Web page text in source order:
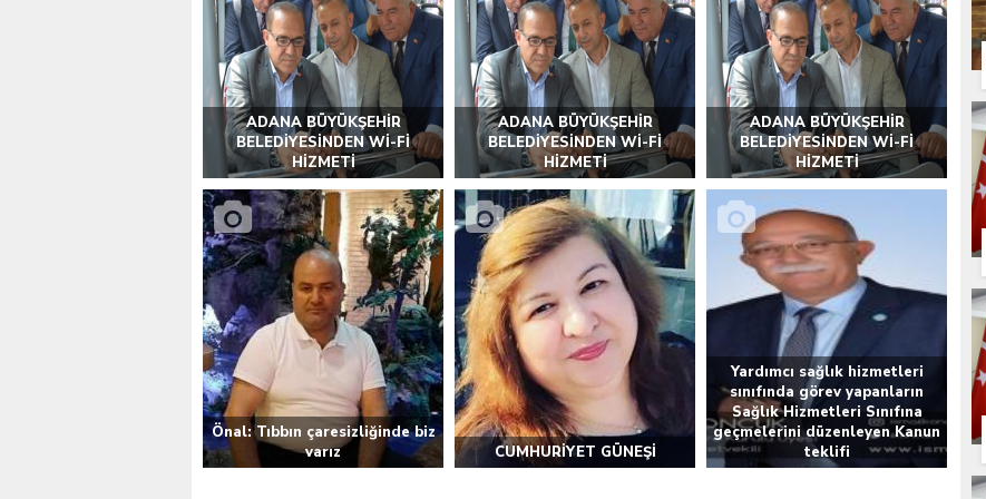
VALİ KÖŞGER SEYHAN İLÇEMİZ BARBAROS MAHALLESİ’NDE VATANDAŞLARLA BULUŞTU
ADANA BÜYÜKŞEHİR
BELEDİYESİNDEN Wİ-Fİ
HİZMETİ
ADANA BÜYÜKŞEHİR
BELEDİYESİNDEN Wİ-Fİ
HİZMETİ
ADANA BÜYÜKŞEHİR
BELEDİYESİNDEN Wİ-Fİ
HİZMETİ
Önal: Tıbbın çaresizliğinde biz
varız
CUMHURİYET GÜNEŞİ
Yardımcı sağlık hizmetleri
sınıfında görev yapanların
Sağlık Hizmetleri Sınıfına
geçmelerini düzenleyen Kanun
teklifi